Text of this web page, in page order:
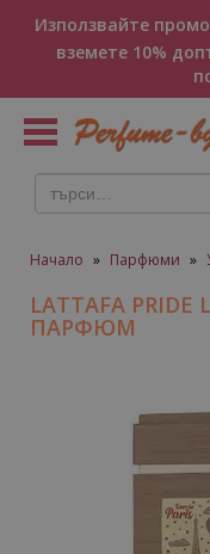
Използвайте
вземете 10%
Toggle
navigation
Начало » Парфюми »
LATTAFA
ПАРФЮМ